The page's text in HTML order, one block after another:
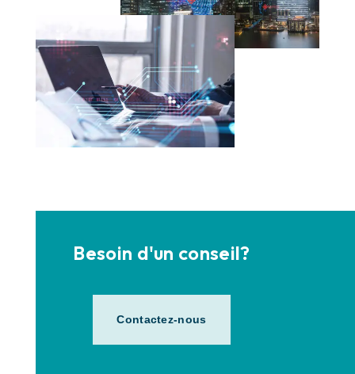
Besoin d'un conseil?
Contactez-nous